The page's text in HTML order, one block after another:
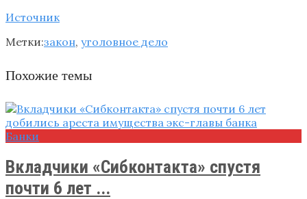
Источник
Метки:закон, уголовное дело
Похожие темы
Банки
Вкладчики «Сибконтакта» спустя
почти 6 лет ...